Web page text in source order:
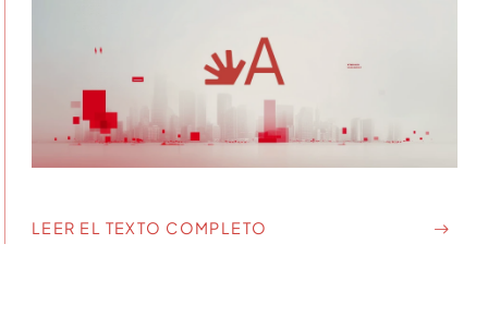
LEER EL TEXTO COMPLETO